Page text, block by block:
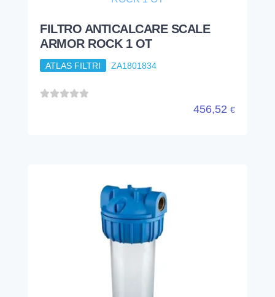
FILTRO ANTICALCARE SCALE
ARMOR ROCK 1 OT
ATLAS FILTRI ZA1801834
456,52 €